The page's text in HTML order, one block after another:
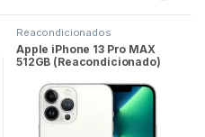
Reacondicionados
Apple iPhone 13 Pro MAX
512GB (Reacondicionado)